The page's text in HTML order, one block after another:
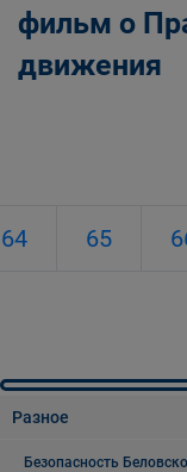
фильм о
движения
64 65
Разное
Безопасность